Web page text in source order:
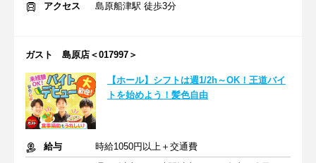
アクセス
島原船津駅 徒歩3分
ガスト 島原店＜017997＞
【ホール】シフトは週1/2h～OK！王道バイ
トを始めよう！髪色自由
給与
時給1050円以上＋交通費